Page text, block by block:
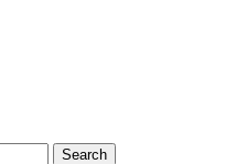
Search